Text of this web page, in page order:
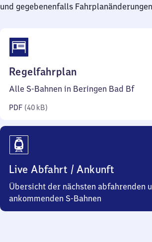
und gegebenenfalls
Regelfahrplan
40
Alle S-Bahnen in Beringen Bad Bf
PDF (40 kB)
Live Abfahrt / Ankunft
Übersicht der nächsten abfahrenden
ankommenden S-Bahnen